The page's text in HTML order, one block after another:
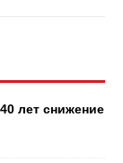
лет снижение